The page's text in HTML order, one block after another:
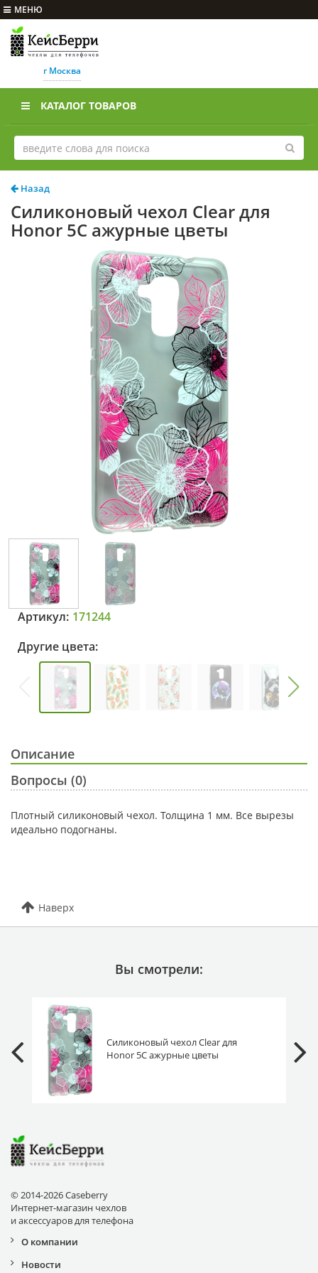
МЕНЮ
г Москва
КАТАЛОГ ТОВАРОВ
Назад
Силиконовый чехол Clear для
Honor 5C ажурные цветы
Артикул: 171244
Другие цвета:
Описание
Вопросы (0)
Плотный силиконовый чехол. Толщина 1 мм. Все вырезы
идеально подогнаны.
Наверх
Вы смотрели:
Силиконовый чехол Clear для
Honor 5C ажурные цветы
© 2014-2026 Caseberry
Интернет-магазин чехлов
и аксессуаров для телефона
О компании
Новости